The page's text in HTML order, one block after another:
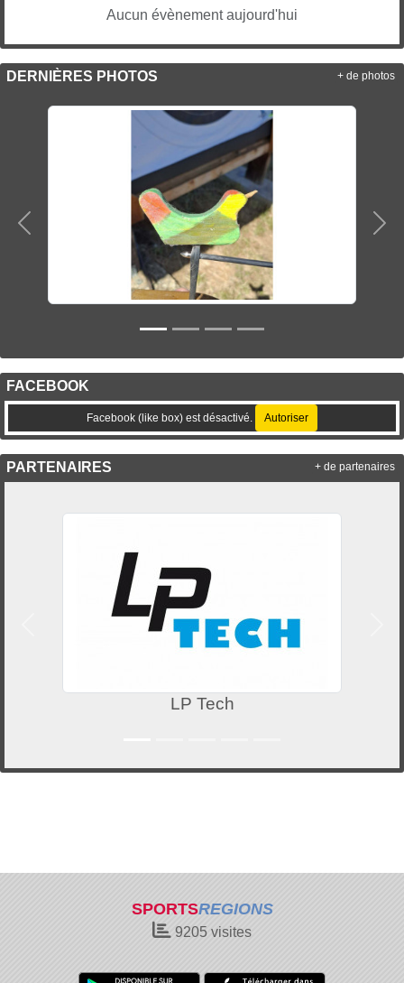
Aucun évènement aujourd'hui
DERNIÈRES PHOTOS
Précedent
+ de photos
FACEBOOK
Facebook (like box) est désactivé. Autoriser
PARTENAIRES
LP Tech
+ de partenaires
SPORTSREGIONS
9205 visites